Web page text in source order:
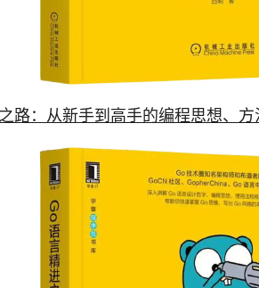
路：从新手到高手的编程思想、方